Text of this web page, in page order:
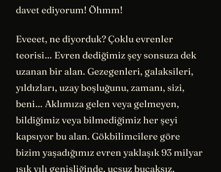
davet ediyorum! Öhmm!
Eveeet, ne diyorduk? Çoklu evrenler
teorisi… Evren dediğimiz şey sonsuza dek
uzanan bir alan. Gezegenleri, galaksileri,
yıldızları, uzay boşluğunu, zamanı, sizi,
beni… Aklımıza gelen veya gelmeyen,
bildiğimiz veya bilmediğimiz her şeyi
kapsıyor bu alan. Gökbilimcilere göre
bizim yaşadığımız evren yaklaşık 93 milyar
ışık yılı genişliğinde, uçsuz bucaksız,